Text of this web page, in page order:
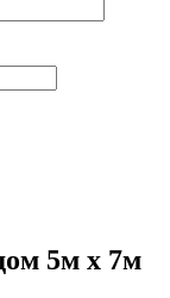
5м х 7м